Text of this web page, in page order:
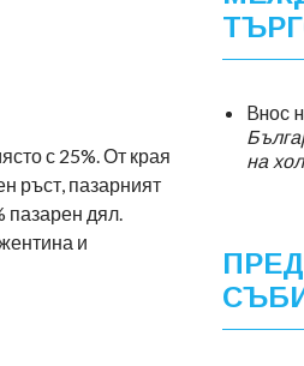
с 25%. От края
ръст, пазарният
пазарен дял.
и
Внос
на